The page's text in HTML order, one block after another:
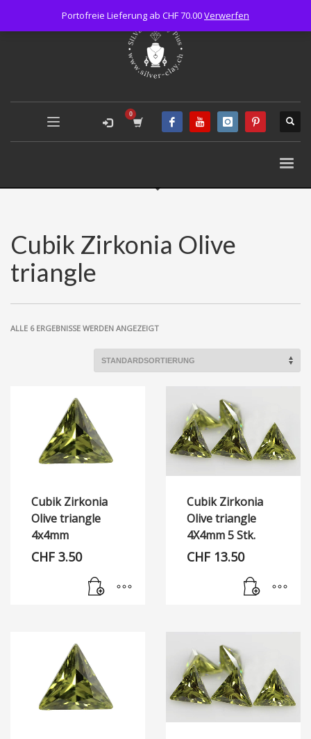
Cubik Zirkonia Olive
triangle
ALLE 6 ERGEBNISSE WERDEN ANGEZEIGT
Cubik Zirkonia
Olive triangle
4x4mm
CHF 3.50
Cubik Zirkonia
Olive triangle
4X4mm 5 Stk.
CHF 13.50
Portofreie Lieferung ab CHF 70.00Verwerfen